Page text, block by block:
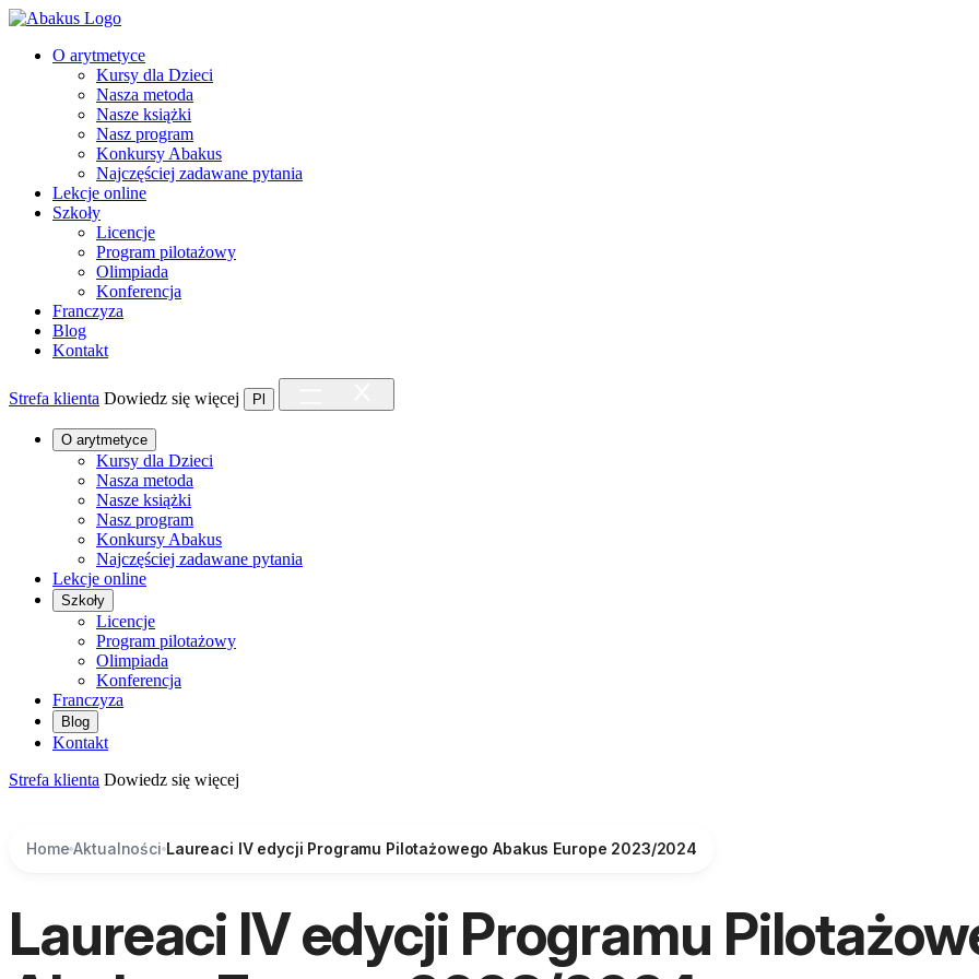
O arytmetyce
Kursy dla Dzieci
Nasza metoda
Nasze książki
Nasz program
Konkursy Abakus
Najczęściej zadawane pytania
Lekcje online
Szkoły
Licencje
Program pilotażowy
Olimpiada
Konferencja
Franczyza
Blog
Kontakt
Strefa klienta Dowiedz się więcej Pl
O arytmetyce
Kursy dla Dzieci
Nasza metoda
Nasze książki
Nasz program
Konkursy Abakus
Najczęściej zadawane pytania
Lekcje online
Szkoły
Licencje
Program pilotażowy
Olimpiada
Konferencja
Franczyza
Blog
Kontakt
Strefa klienta Dowiedz się więcej
Home Aktualności Laureaci IV edycji Programu Pilotażowego Abakus Europe 2023/2024
Laureaci IV edycji Programu